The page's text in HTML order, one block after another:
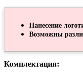
Нанесение
Возможны
Комплектация: